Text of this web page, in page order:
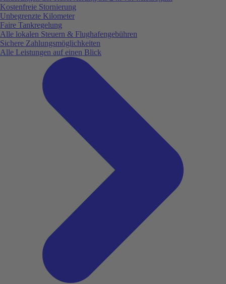
Kostenfreie Stornierung
Unbegrenzte Kilometer
Faire Tankregelung
Alle lokalen Steuern & Flughafengebühren
Sichere Zahlungsmöglichkeiten
Alle Leistungen auf einen Blick